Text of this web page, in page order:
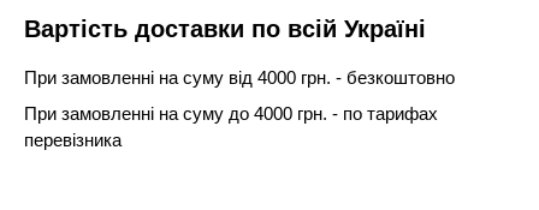
Вартість доставки по всій Україні
При замовленні на суму від 4000 грн. - безкоштовно
При замовленні на суму до 4000 грн. - по тарифах
перевізника